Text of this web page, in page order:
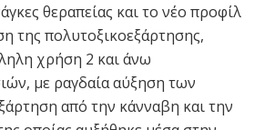
θεραπείας και το νέο προφίλ
της πολυτοξικοεξάρτησης,
χρήση 2 και άνω
με ραγδαία αύξηση των
από την κάνναβη και την